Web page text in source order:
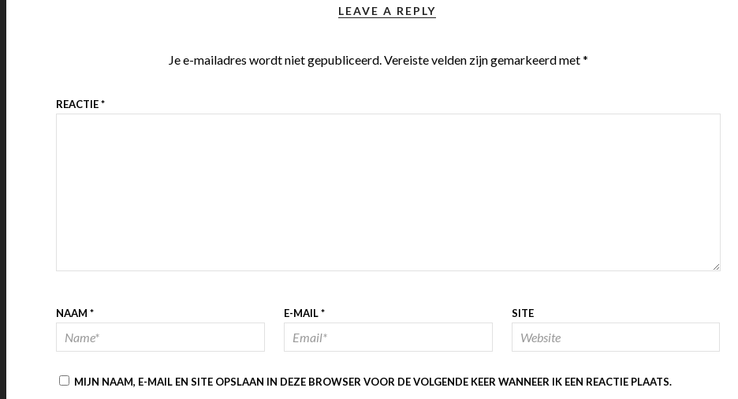
LEAVE A REPLY
Je e-mailadres wordt niet gepubliceerd.Vereiste velden zijn gemarkeerd met*
REACTIE*
NAAM * E-MAIL* SITE
MIJN NAAM, E-MAIL EN SITE OPSLAAN IN DEZE BROWSER VOOR DE VOLGENDE KEER WANNEER IK EEN REACTIE PLAATS.